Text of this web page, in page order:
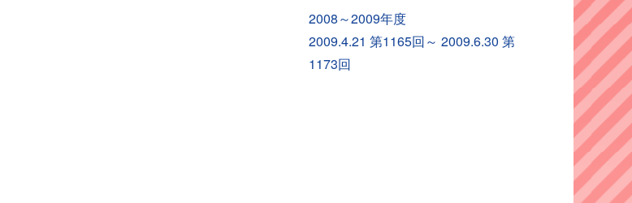
イ
ブ
2008～2009年度
2009.4.21 第1165回～ 2009.6.30 第
1173回